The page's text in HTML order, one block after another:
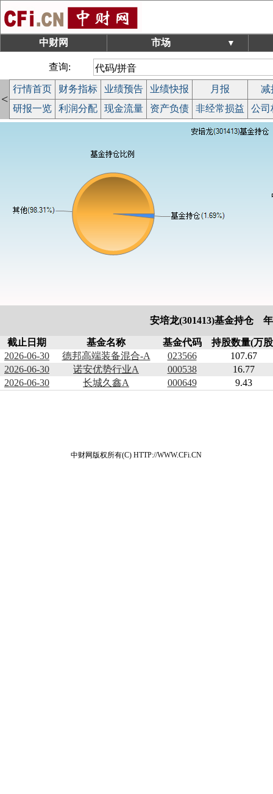
中财网 市场 ▼
查询:
<
行情首页 财务指标 业绩预告 业绩快报 月报
减
研报一览
利润分配 现金流量 资产负债 非经常损益 公司
安培龙(301413)基金持仓
截止日期 基金名称 基金代码
持股数量(万
2026-06-30
德邦高端装备混合-A 023566
107.67
2026-06-30
诺安优势行业A 000538
16.77
2026-06-30
长城久鑫A 000649 9.43
中财网版权所有(C) HTTP://WWW.CFi.CN